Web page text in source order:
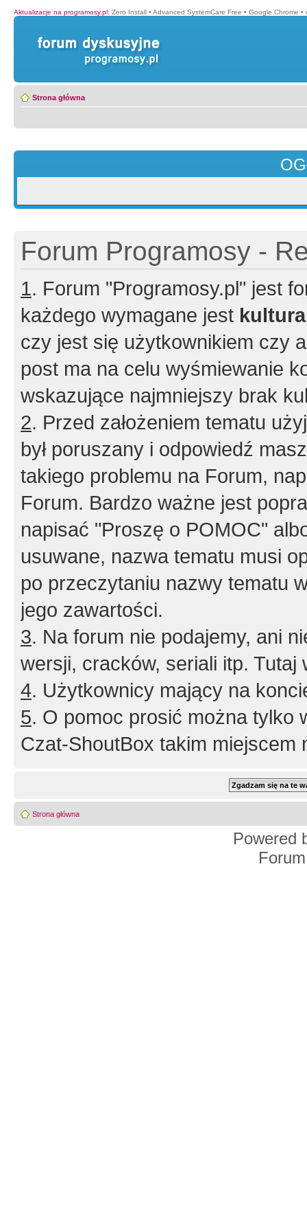
Aktualizacje na programosy.pl: Zero Install • Advanced SystemCare Free • Google Chrome •
Strona główna
Forum Programosy -
1. Forum "Programosy.pl" jest
każdego wymagane jest
czy jest się użytkownikiem czy
post ma na celu wyśmiewanie
wskazujące najmniejszy brak
2. Przed założeniem tematu
był poruszany i odpowiedź
takiego problemu na Forum,
Forum. Bardzo ważne jest
napisać "Proszę o POMOC"
usuwane, nazwa tematu musi
po przeczytaniu nazwy tematu
jego zawartości.
3. Na forum nie podajemy, ani
wersji, cracków, seriali itp. Tutaj
4. Użytkownicy mający na
5. O pomoc prosić można tylko
Czat-ShoutBox takim miejscem
Strona główna
Powered